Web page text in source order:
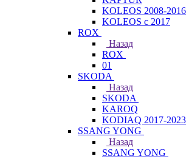
KOLEOS 2008-2016
KOLEOS с 2017
ROX
Назад
ROX
01
SKODA
Назад
SKODA
KAROQ
KODIAQ 2017-2023
SSANG YONG
Назад
SSANG YONG